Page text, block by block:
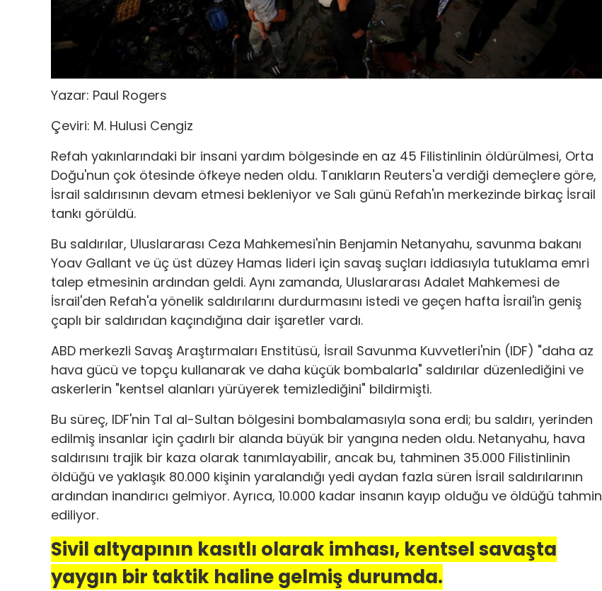
Yazar: Paul Rogers
Çeviri: M. Hulusi Cengiz
Refah yakınlarındaki bir insani yardım bölgesinde en az 45 Filistinlinin öldürülmesi, Orta
Doğu'nun çok ötesinde öfkeye neden oldu. Tanıkların Reuters'a verdiği demeçlere göre,
İsrail saldırısının devam etmesi bekleniyor ve Salı günü Refah'ın merkezinde birkaç İsrail
tankı görüldü.
Bu saldırılar, Uluslararası Ceza Mahkemesi'nin Benjamin Netanyahu, savunma bakanı
Yoav Gallant ve üç üst düzey Hamas lideri için savaş suçları iddiasıyla tutuklama emri
talep etmesinin ardından geldi. Aynı zamanda, Uluslararası Adalet Mahkemesi de
İsrail'den Refah'a yönelik saldırılarını durdurmasını istedi ve geçen hafta İsrail'in geniş
çaplı bir saldırıdan kaçındığına dair işaretler vardı.
ABD merkezli Savaş Araştırmaları Enstitüsü, İsrail Savunma Kuvvetleri'nin (IDF) "daha az
hava gücü ve topçu kullanarak ve daha küçük bombalarla" saldırılar düzenlediğini ve
askerlerin "kentsel alanları yürüyerek temizlediğini" bildirmişti.
Bu süreç, IDF'nin Tal al-Sultan bölgesini bombalamasıyla sona erdi; bu saldırı, yerinden
edilmiş insanlar için çadırlı bir alanda büyük bir yangına neden oldu. Netanyahu, hava
saldırısını trajik bir kaza olarak tanımlayabilir, ancak bu, tahminen 35.000 Filistinlinin
öldüğü ve yaklaşık 80.000 kişinin yaralandığı yedi aydan fazla süren İsrail saldırılarının
ardından inandırıcı gelmiyor. Ayrıca, 10.000 kadar insanın kayıp olduğu ve öldüğü tahmin
ediliyor.
Sivil altyapının kasıtlı olarak imhası, kentsel savaşta
yaygın bir taktik haline gelmiş durumda.